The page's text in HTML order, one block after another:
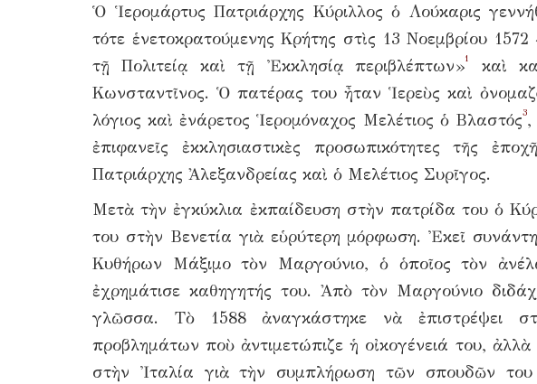
Ὁ Ἱερομάρτυς Πατριάρχης Κύριλλος ὁ Λούκαρις
τότε ἑνετοκρατούμενης Κρήτης στὶς 13 Νοεμβρίου
τῇ Πολιτείᾳ καὶ τῇ Ἐκκλησίᾳ περιβλέπτων»1
καὶ
Κωνσταντῖνος. Ὁ πατέρας του ἦταν Ἱερεὺς καὶ
λόγιος καὶ ἐνάρετος Ἱερομόναχος Μελέτιος ὁ Βλαστός3,
ἐπιφανεῖς ἐκκλησιαστικὲς προσωπικότητες τῆς
Πατριάρχης Ἀλεξανδρείας καὶ ὁ Μελέτιος Συρῖγος.
Μετὰ τὴν ἐγκύκλια ἐκπαίδευση στὴν πατρίδα του ὁ
του στὴν Βενετία γιὰ εὑρύτερη μόρφωση. Ἐκεῖ
Κυθήρων Μάξιμο τὸν Μαργούνιο, ὁ ὁποῖος τὸν
ἐχρημάτισε καθηγητής του. Ἀπὸ τὸν Μαργούνιο
γλῶσσα. Τὸ 1588 ἀναγκάστηκε νὰ ἐπιστρέψει
προβλημάτων ποὺ ἀντιμετώπιζε ἡ οἰκογένειά του,
στὴν Ἰταλία γιὰ τὴν συμπλήρωση τῶν σπουδῶν